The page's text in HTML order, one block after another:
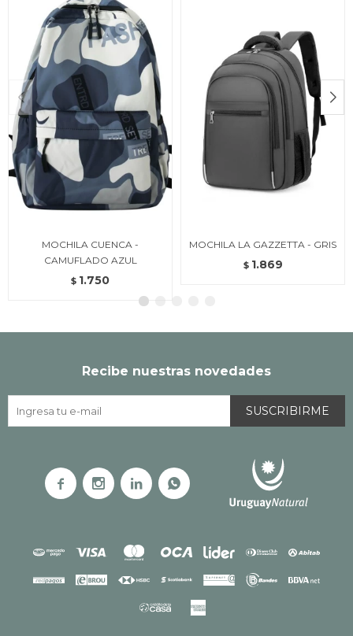
MOCHILA CUENCA -
CAMUFLADO AZUL
$ 1.750
MOCHILA LA GAZZETTA - GRIS
$ 1.869
Recibe nuestras novedades
SUSCRIBIRME
   